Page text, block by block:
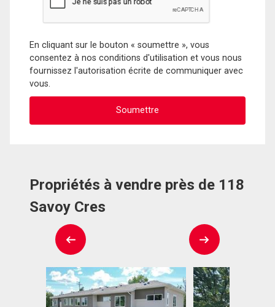
En cliquant sur le bouton « soumettre », vous
consentez à nos conditions d'utilisation et vous nous
fournissez l'autorisation écrite de communiquer avec
vous.
Propriétés à vendre près de 118
Savoy Cres